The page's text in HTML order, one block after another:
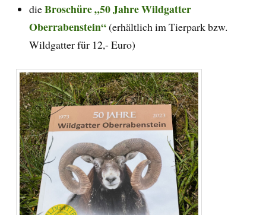
dieBroschüre „50 Jahre Wildgatter
Oberrabenstein“(erhältlich im Tierpark bzw.
Wildgatter für 12,- Euro)